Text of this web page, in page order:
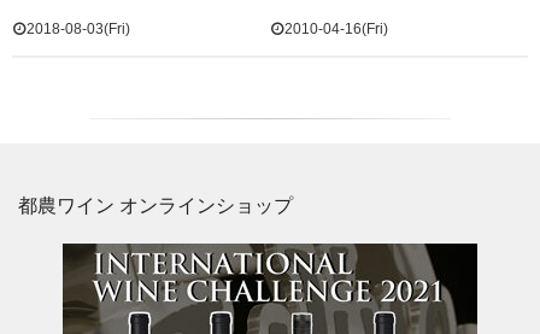
2018-08-03(Fri) 2010-04-16(Fri)
都農ワイン オンラインショップ